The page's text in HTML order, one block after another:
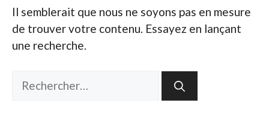
Il semblerait que nous ne soyons pas en mesure
de trouver votre contenu. Essayez en lançant
une recherche.
Rechercher :